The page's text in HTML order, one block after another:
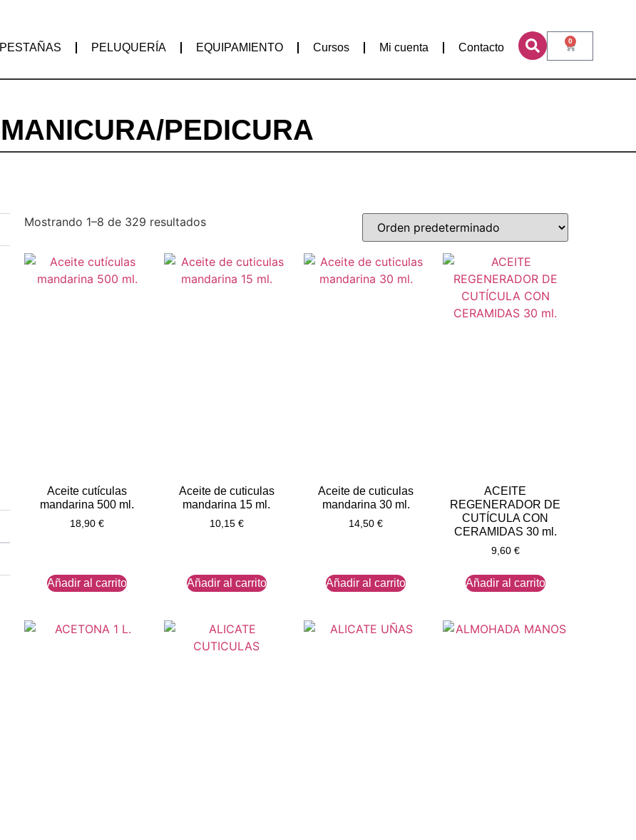
PESTAÑAS PELUQUERÍA EQUIPAMIENTO Cursos Mi cuenta Contacto
0
MANICURA/PEDICURA
Mostrando 1–8 de 329 resultados
Aceite cutículas
mandarina 500 ml.
18,90€
Añadir al carrito
Aceite de cuticulas
mandarina 15 ml.
10,15 €
Añadir al carrito
Aceite de cuticulas
mandarina 30 ml.
14,50€
Añadir al carrito
ACEITE
REGENERADOR DE
CUTÍCULA CON
CERAMIDAS 30 ml.
9,60 €
Añadir al carrito